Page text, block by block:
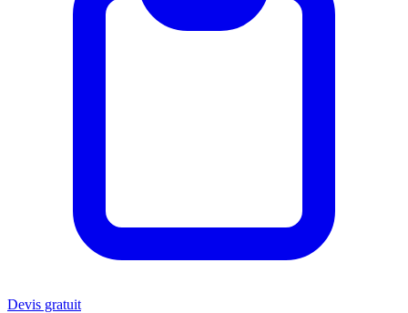
Devis gratuit